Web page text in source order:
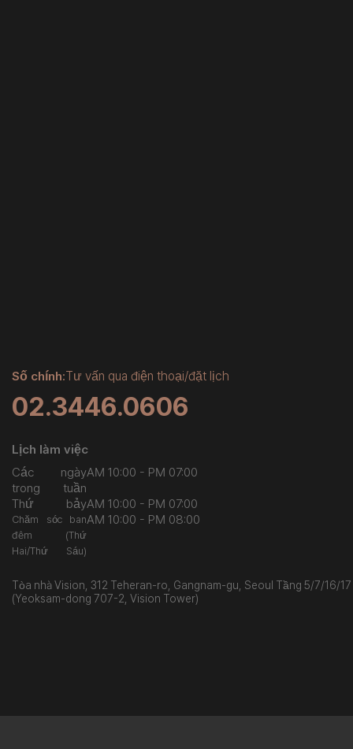
Số chính:Tư vấn qua điện thoại/đặt lịch
02.3446.0606
Lịch làm việc
Các ngày
trong tuần
AM 10:00 - PM 07:00
Thứ bảyAM 10:00 - PM 07:00
Chăm sóc ban
đêm (Thứ
Hai/Thứ Sáu)
AM 10:00 - PM 08:00
Tòa nhà Vision, 312 Teheran-ro, Gangnam-gu, Seoul Tầng 5/7/16/17
(Yeoksam-dong 707-2, Vision Tower)